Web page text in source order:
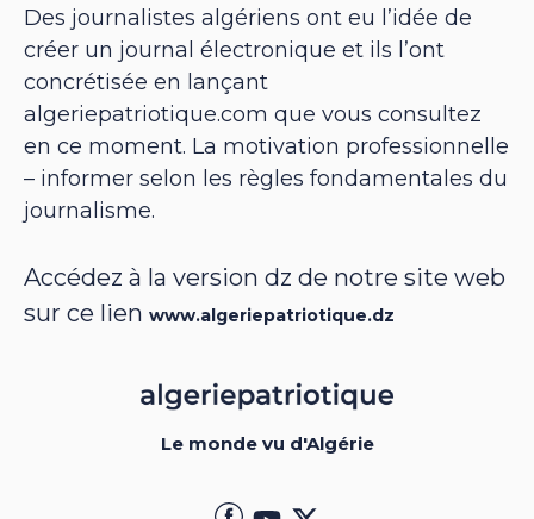
Des journalistes algériens ont eu l’idée de
créer un journal électronique et ils l’ont
concrétisée en lançant
algeriepatriotique.com que vous consultez
en ce moment. La motivation professionnelle
– informer selon les règles fondamentales du
journalisme.
Accédez à la version dz de notre site web
sur ce lien www.algeriepatriotique.dz
Le monde vu d'Algérie